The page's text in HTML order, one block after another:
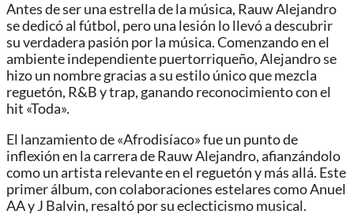
Antes de ser una estrella de la música, Rauw Alejandro
se dedicó al fútbol, pero una lesión lo llevó a descubrir
su verdadera pasión por la música. Comenzando en el
ambiente independiente puertorriqueño, Alejandro se
hizo un nombre gracias a su estilo único que mezcla
reguetón, R&B y trap, ganando reconocimiento con el
hit «Toda».
El lanzamiento de «Afrodisíaco» fue un punto de
inflexión en la carrera de Rauw Alejandro, afianzándolo
como un artista relevante en el reguetón y más allá. Este
primer álbum, con colaboraciones estelares como Anuel
AA y J Balvin, resaltó por su eclecticismo musical.